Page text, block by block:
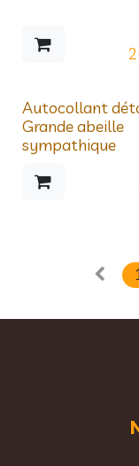
Autocollant
Grande abeille
sympathique